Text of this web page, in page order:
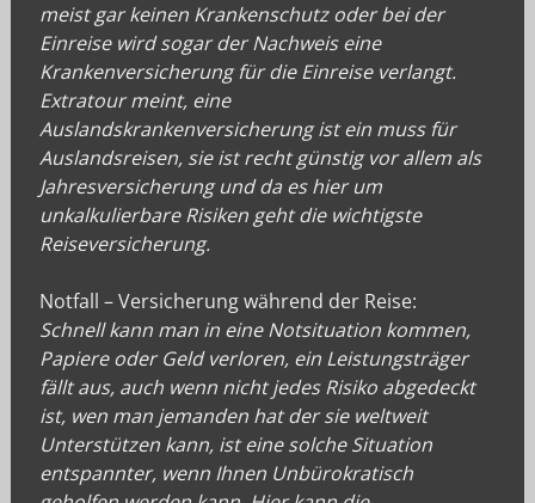
meist gar keinen Krankenschutz oder bei der
Einreise wird sogar der Nachweis eine
Krankenversicherung für die Einreise verlangt.
Extratour meint, eine
Auslandskrankenversicherung ist ein muss für
Auslandsreisen, sie ist recht günstig vor allem als
Jahresversicherung und da es hier um
unkalkulierbare Risiken geht die wichtigste
Reiseversicherung.
Notfall – Versicherung während der Reise:
Schnell kann man in eine Notsituation kommen,
Papiere oder Geld verloren, ein Leistungsträger
fällt aus, auch wenn nicht jedes Risiko abgedeckt
ist, wen man jemanden hat der sie weltweit
Unterstützen kann, ist eine solche Situation
entspannter, wenn Ihnen Unbürokratisch